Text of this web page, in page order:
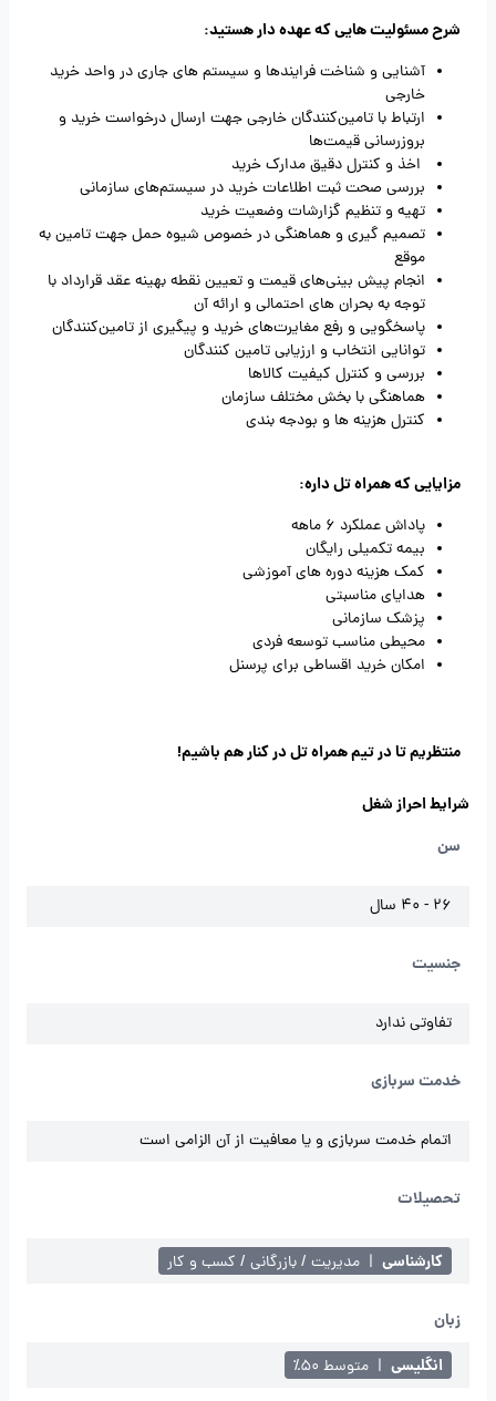
شرح مسئولیت هایی که عهده دار هستید:
آشنایی و شناخت فرایندها و سیستم های جاری در واحد خرید
خارجی
ارتباط با تامین‌کنند‌گان خارجی جهت ارسال درخواست خرید و
بروزرسانی قیمت‌ها
اخذ و کنترل دقیق مدارک خرید
بررسی صحت ثبت اطلاعات خرید در سیستم‌های سازمانی
تهیه و تنظیم گزارشات وضعیت خرید
تصمیم گیری و هماهنگی در خصوص شیوه حمل جهت تامین به
موقع
انجام پیش بینی‌های قیمت و تعیین نقطه بهینه عقد قرارداد با
توجه به بحران های احتمالی و ارائه آن
پاسخگویی و رفع مغایرت‌های خرید و پیگیری از تامین‌کنندگان
توانایی انتخاب و ارزیابی تامین کنندگان
بررسی و کنترل کیفیت کالاها
هماهنگی با بخش مختلف سازمان
کنترل هزینه ها و بودجه بندی
مزایایی که همراه تل داره:
پاداش عملکرد 6 ماهه
بیمه تکمیلی رایگان
کمک هزینه دوره های آموزشی
هدایای مناسبتی
پزشک سازمانی
محیطی مناسب توسعه فردی
امکان خرید اقساطی برای پرسنل
منتظریم تا در تیم همراه تل در کنار هم باشیم!
شرایط احراز شغل
سن
26 - 40 سال
جنسیت
تفاوتی ندارد
خدمت سربازی
اتمام خدمت سربازی و یا معافیت از آن الزامی است
تحصیلات
کارشناسی | مدیریت / بازرگانی / کسب و کار
زبان
انگلیسی | متوسط ۵۰٪